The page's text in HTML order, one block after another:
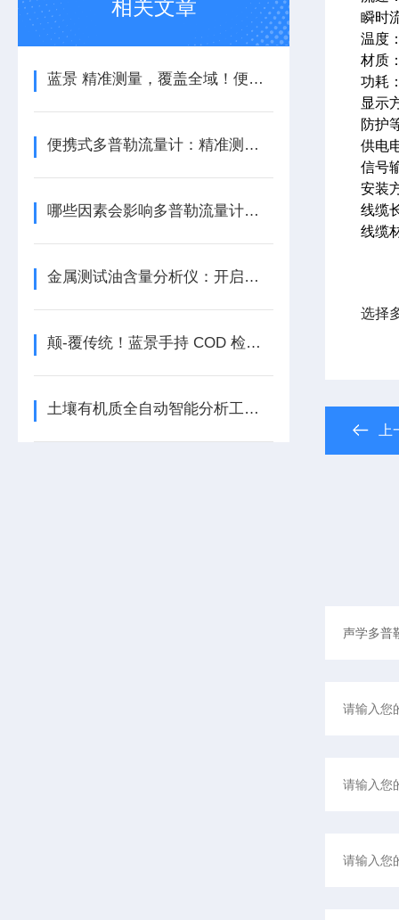
相关文章
蓝景 精准测量，覆盖全域！便携式多普勒流量计的硬核实力
便携式多普勒流量计：精准测量，随时出发
哪些因素会影响多普勒流量计的测量精度？
金属测试油含量分析仪：开启精准检测新纪元
颠-覆传统！蓝景手持 COD 检测仪，开启户外水质快检新时代
土壤有机质全自动智能分析工作站：开启精准农业新时代
瞬时
温度
材质
功耗
显示
防护
供电
信号
安装
线缆
线缆
选择